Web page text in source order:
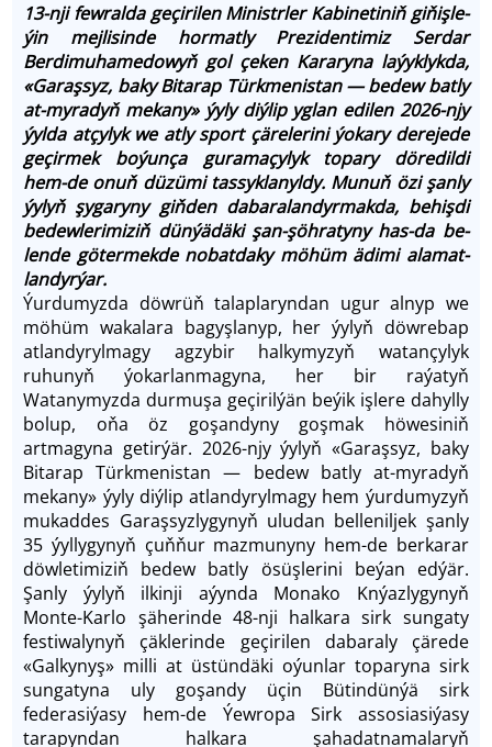
13-nji few­ral­da ge­çi­ri­len Mi­nistr­ler Ka­bi­ne­ti­niň gi­ňiş­le­
ýin mejli­sin­de hormat­ly Pre­zi­den­ti­miz Ser­dar
Berdimuhamedowyň gol çeken Ka­ra­ry­na la­ýyklyk­da,
«Ga­raş­syz, ba­ky Bi­ta­rap Türk­me­nis­tan — be­dew bat­ly
at-my­ra­dyň me­ka­ny» ýy­ly diý­lip yg­lan edi­len 2026-njy
ýylda at­çy­lyk we at­ly sport çä­re­leri­ni ýo­ka­ry de­re­je­de
ge­çir­mek boýunça gu­ra­ma­çy­lyk to­pa­ry dö­re­dil­di
hem-de onuň dü­zü­mi tassyklanyl­dy. Mu­nuň özi şan­ly
ýy­lyň şy­ga­ry­ny giň­den dabaralandyrmak­da, be­hiş­di
be­dew­le­ri­mi­ziň dün­ýä­dä­ki şan-şöh­ra­ty­ny has-da be­
len­de gö­ter­mek­de no­bat­da­ky mö­hüm ädi­mi ala­mat­
lan­dyr­ýar.
Ýurdumyzda döwrüň talaplaryndan ugur alnyp we
möhüm wakalara bagyşlanyp, her ýylyň döwrebap
atlandyrylmagy agzybir halkymyzyň watançylyk
ruhunyň ýokarlanmagyna, her bir raýatyň
Watanymyzda durmuşa geçirilýän beýik işlere dahylly
bolup, oňa öz goşandyny goşmak höwesiniň
artmagyna getirýär. 2026-njy ýylyň «Garaşsyz, baky
Bitarap Türkmenistan — bedew batly at-myradyň
mekany» ýyly diýlip atlandyrylmagy hem ýurdumyzyň
mukaddes Garaşsyzlygynyň uludan belleniljek şanly
35 ýyllygynyň çuňňur mazmunyny hem-de berkarar
döwletimiziň bedew batly ösüşlerini beýan edýär.
Şanly ýylyň ilkinji aýynda Monako Knýazlygynyň
Monte-Karlo şäherinde 48-nji halkara sirk sungaty
festiwalynyň çäklerinde geçirilen dabaraly çärede
«Galkynyş» milli at üstündäki oýunlar toparyna sirk
sungatyna uly goşandy üçin Bütindünýä sirk
federasiýasy hem-de Ýewropa Sirk assosiasiýasy
tarapyndan halkara şahadatnamalaryň